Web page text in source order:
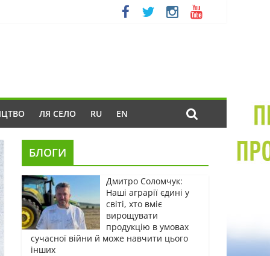
ЛЯ СЕЛО RU EN
БЛОГИ
Дмитро Соломчук:
Наші аграрії єдині у
світі, хто вміє
вирощувати
продукцію в умовах
сучасної війни й може навчити цього
інших